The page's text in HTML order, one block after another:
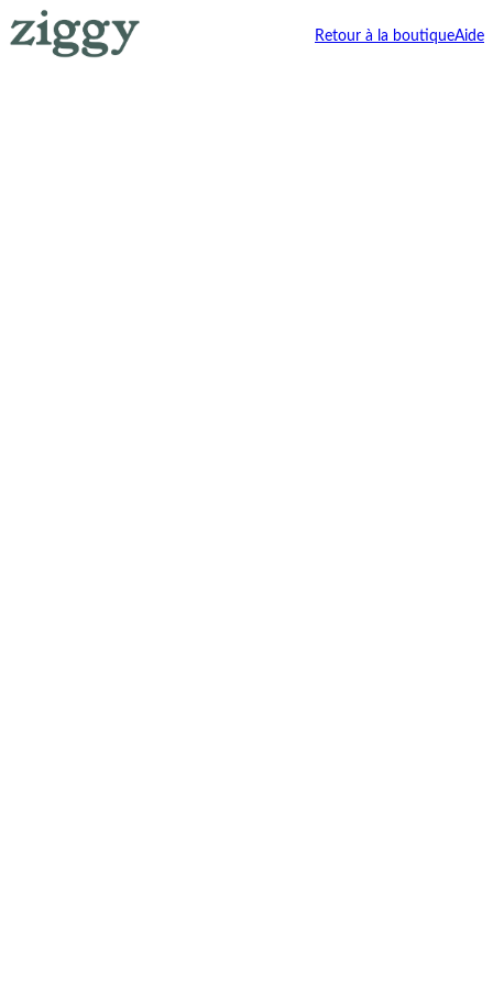
Retour à la boutiqueAide